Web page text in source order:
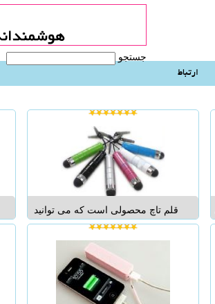
جستجو
ارتباط
قلم تاچ محصولی است که می توانید
به وسیله ی آن کار با موبایل و تبلت
خود را آسان تر از قبل کنید. می توانید
در منوهای موبایل یا تبلت جابجا شوید،
در محیط اپلیکیشن های مختلف با
صفحه لمسی کار کنید و در اپلی...